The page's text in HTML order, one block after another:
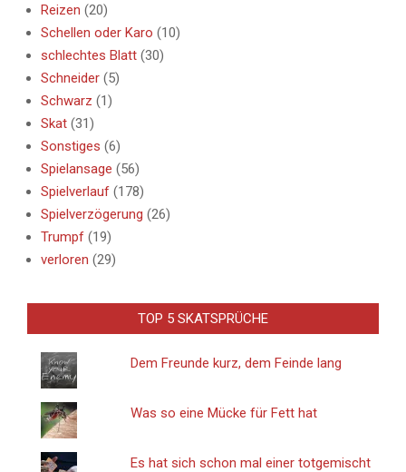
Reizen (20)
Schellen oder Karo (10)
schlechtes Blatt (30)
Schneider (5)
Schwarz (1)
Skat (31)
Sonstiges (6)
Spielansage (56)
Spielverlauf (178)
Spielverzögerung (26)
Trumpf (19)
verloren (29)
TOP 5 SKATSPRÜCHE
Dem Freunde kurz, dem Feinde lang
Was so eine Mücke für Fett hat
Es hat sich schon mal einer totgemischt